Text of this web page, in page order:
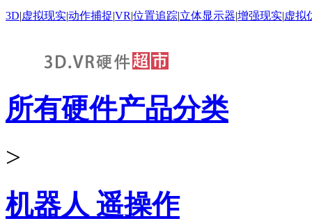
3D|虚拟现实|动作捕捉|VR|位置追踪|立体显示器|增强现实|虚拟
所有硬件产品分类
>
机器人 遥操作